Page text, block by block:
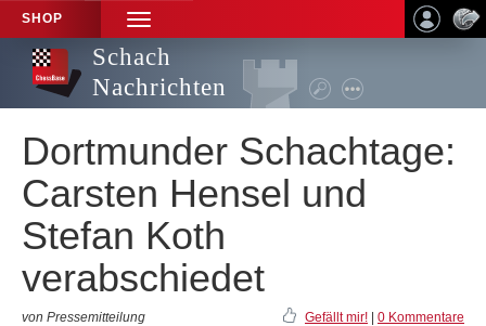
SHOP
TOGGLE
NAVIGATION
Schach
Nachrichten
Dortmunder Schachtage:
Carsten Hensel und
Stefan Koth
verabschiedet
von Pressemitteilung Gefällt mir! 0 Kommentare